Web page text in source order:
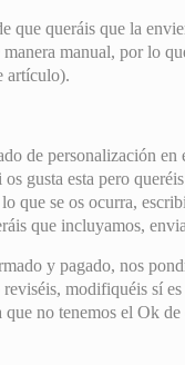
que queráis que la
manual, por lo
artículo).
de personalización en
gusta esta pero
que se os ocurra,
que incluyamos,
y pagado, nos
modifiquéis sí
no tenemos el Ok